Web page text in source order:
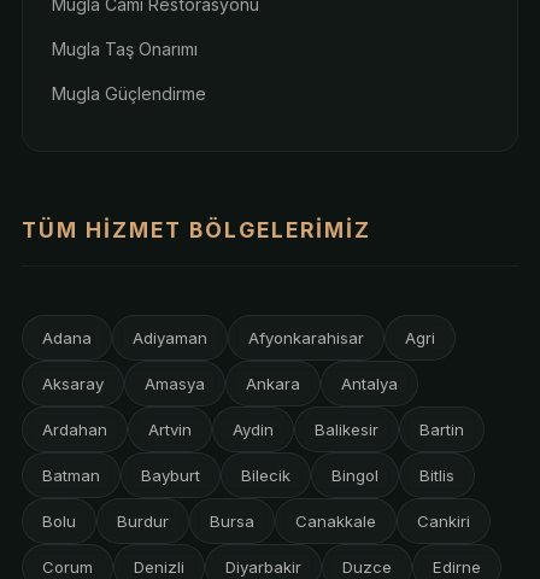
Mugla Taş Onarımı
Mugla Güçlendirme
TÜM HIZMET BÖLGELERIMIZ
Adana Adiyaman Afyonkarahisar Agri
Aksaray Amasya Ankara Antalya
Ardahan Artvin Aydin Balikesir Bartin
Batman Bayburt Bilecik Bingol Bitlis
Bolu Burdur Bursa Canakkale Cankiri
Corum Denizli Diyarbakir Duzce Edirne